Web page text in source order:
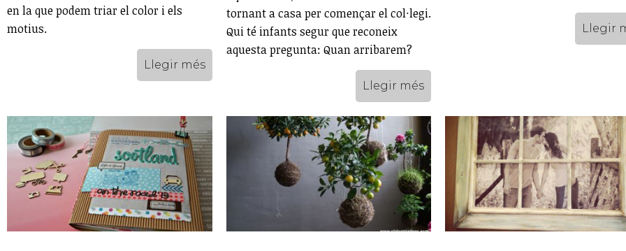
en la que podem triar el color i els
motius.
Llegir més
tornant a casa per començar el col·legi.
Qui té infants segur que reconeix
aquesta pregunta: Quan arribarem?
Llegir més
Llegir